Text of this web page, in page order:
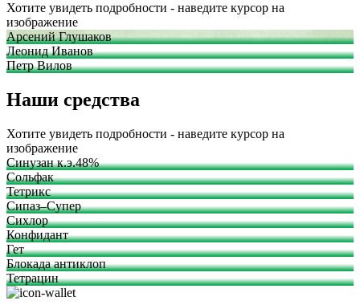
Хотите увидеть подробности - наведите курсор на
изображение
Арсений Глушаков
Леонид Иванов
Петр Вилов
Наши средства
Хотите увидеть подробности - наведите курсор на
изображение
Синузан к.э.48%
Сольфак
Тетрикс
Сипаз–Супер
Сихлор
Конфидант
Гет
Блокада антиклоп
Тетрацин